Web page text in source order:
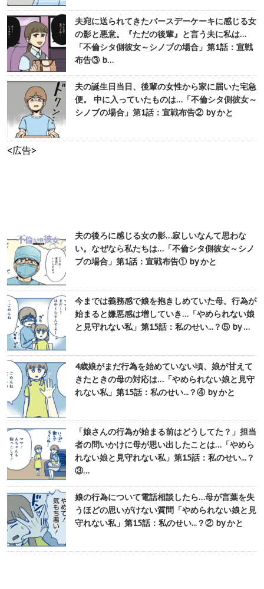
夫宛に送られてきたバースデーケーキに感じる女
の影と悪意。『ただの後輩』と言う夫に私は…
「不倫シタ側彼女～シノブの場合」第1話：宣戦
布告③ b…
夫の誕生日当日、後輩の女性から家に届いた宅急
便。 中に入っていたものは…「不倫シタ側彼女～
シノブの場合」第1話：宣戦布告② by かと
<広告>
夫の後ろに感じる女の影…寂しいなんて思わな
い。なぜなら私たちは…「不倫シタ側彼女～シノ
ブの場合」第1話：宣戦布告① by かと
今までは義務感で娘を抱きしめていた母。行為が
始まると嫌悪感は増していき…「やめられない娘
と見守れない私」第15話：私のせい...？⑤ by …
4歳娘がまだ行為を始めていない頃、娘が甘えて
きたときの母の対応は…「やめられない娘と見守
れない私」第15話：私のせい...？④ by かと
「娘さんの行為が始まる前はどうしてた？」担当
者の問いかけに母が思い出したことは…「やめら
れない娘と見守れない私」第15話：私のせい...？
③…
娘の行為について電話相談したら…母が言葉を失
うほどの思いがけない質問「やめられない娘と見
守れない私」第15話：私のせい...？② by かと